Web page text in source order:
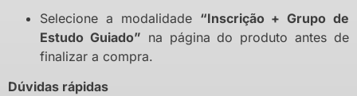
Selecione a modalidade “Inscrição + Grupo de
Estudo Guiado” na página do produto antes de
finalizar a compra.
Dúvidas rápidas